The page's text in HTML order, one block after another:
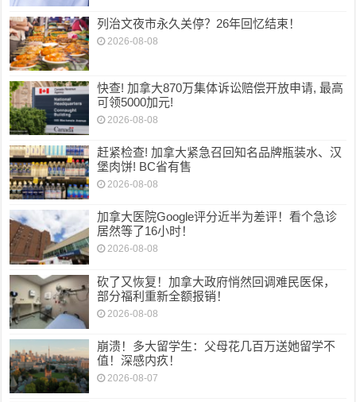
列治文夜市永久关停？26年回忆结束！
2026-08-08
快查! 加拿大870万集体诉讼赔偿开放申请, 最高
可领5000加元!
2026-08-08
赶紧检查! 加拿大紧急召回知名品牌瓶装水、汉
堡肉饼! BC省有售
2026-08-08
加拿大医院Google评分近半为差评！看个急诊
居然等了16小时！
2026-08-08
砍了又恢复！加拿大政府悄然回调难民医保，
部分福利重新全额报销！
2026-08-08
崩溃！多大留学生：父母花几百万送她留学不
值！深感内疚！
2026-08-07